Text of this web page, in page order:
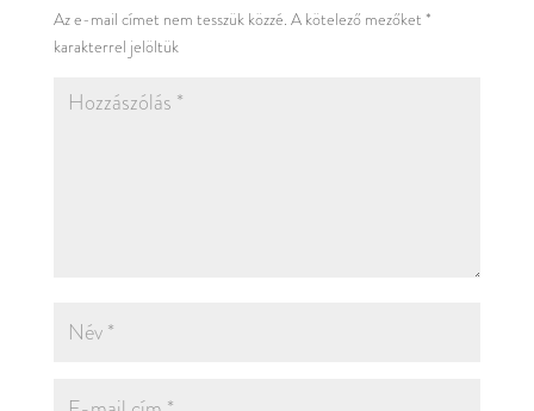
Az e-mail címet nem tesszük közzé. A kötelező mezőket *
karakterrel jelöltük